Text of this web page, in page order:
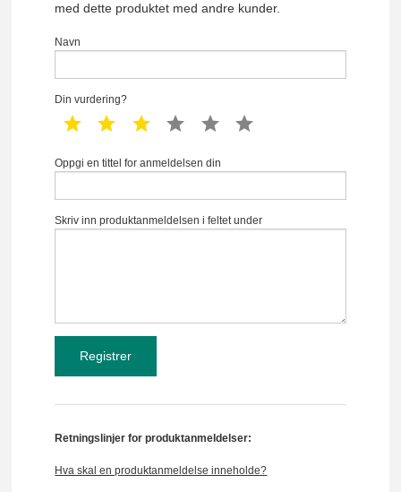
med dette produktet med andre kunder.
Navn
Din vurdering?
1 star 2 star 3 star 4 star 5 star
Oppgi en tittel for anmeldelsen din
Skriv inn produktanmeldelsen i feltet under
Retningslinjer for produktanmeldelser:
Hva skal en produktanmeldelse inneholde?